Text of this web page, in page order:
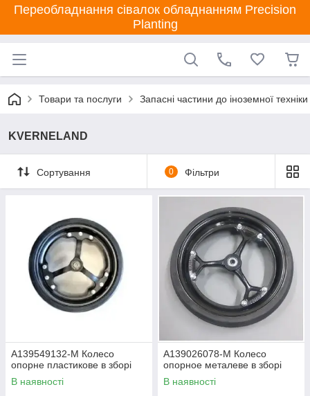
Переобладнання сівалок обладнанням Precision
Planting
Товари та послуги Запасні частини до іноземної техніки
KVERNELAND
Сортування 0 Фільтри
A139549132-M Колесо
опорне пластикове в зборі
В наявності
A139026078-M Колесо
опорное металеве в зборі
В наявності